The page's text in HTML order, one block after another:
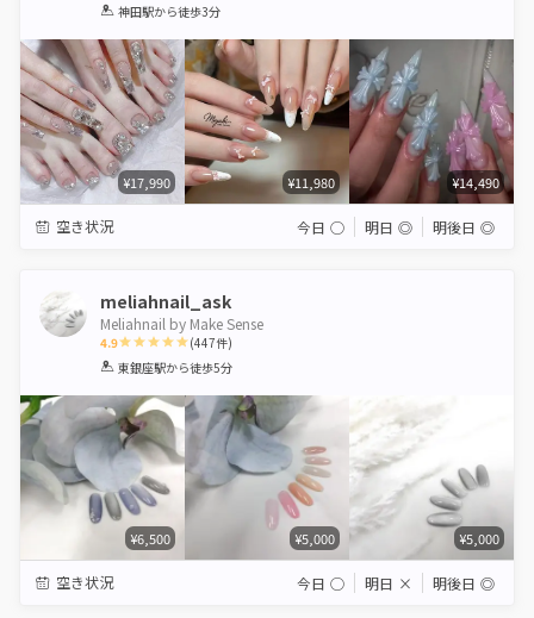
1 2 3 4 5
神田駅から徒歩3分
¥17,990 ¥11,980 ¥14,490
空き状況 今日 ◯ 明日 ◎ 明後日 ◎
meliahnail_ask
Meliahnail by Make Sense
4.9
1 2 3 4 5
(447件)
東銀座駅から徒歩5分
¥6,500 ¥5,000 ¥5,000
空き状況 今日 ◯ 明日 × 明後日 ◎